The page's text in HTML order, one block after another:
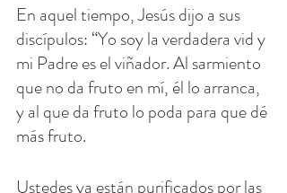
En aquel tiempo, Jesús dijo a sus
discípulos: “Yo soy la verdadera vid y
mi Padre es el viñador. Al sarmiento
que no da fruto en mí, él lo arranca,
y al que da fruto lo poda para que dé
más fruto.
Ustedes ya están purificados por las